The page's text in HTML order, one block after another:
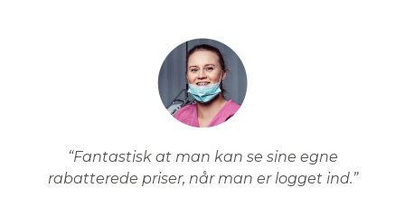
“Fantastisk at man kan se sine egne
rabatterede priser, når man er logget ind.”